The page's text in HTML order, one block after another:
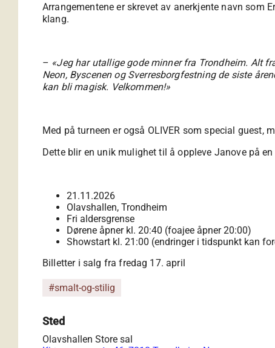
Arrangementene er skrevet av anerkjente navn som
klang.
– «Jeg har utallige gode minner fra Trondheim. Alt
Neon, Byscenen og Sverresborgfestning de siste
kan bli magisk. Velkommen!»
Med på turneen er også OLIVER som special guest,
Dette blir en unik mulighet til å oppleve Janove på
21.11.2026
Olavshallen, Trondheim
Fri aldersgrense
Dørene åpner kl. 20:40 (foajee åpner 20:00)
Showstart kl. 21:00 (endringer i tidspunkt kan
Billetter i salg fra fredag 17. april
#smalt-og-stilig
Sted
Olavshallen Store sal